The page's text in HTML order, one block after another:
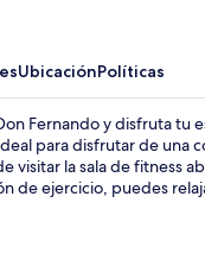
UbicaciónPolíticas
Fernando y disfruta tu
para disfrutar de una
visitar la sala de fitness
de ejercicio, puedes